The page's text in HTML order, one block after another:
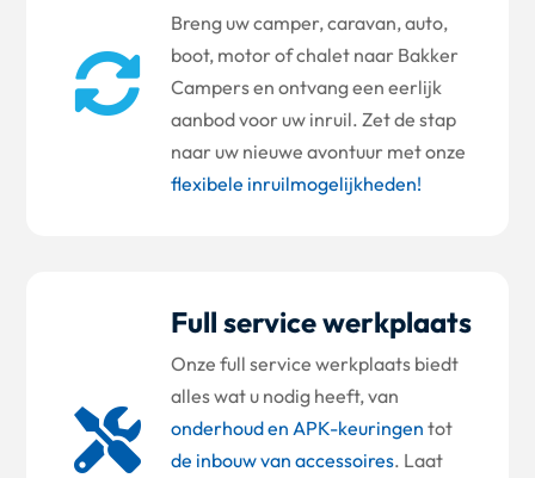

Breng uw camper, caravan, auto,
boot, motor of chalet naar Bakker
Campers en ontvang een eerlijk
aanbod voor uw inruil. Zet de stap
naar uw nieuwe avontuur met onze
flexibele inruilmogelijkheden!

Full service werkplaats
Onze full service werkplaats biedt
alles wat u nodig heeft, van
onderhoud en APK-keuringen tot
de inbouw van accessoires. Laat